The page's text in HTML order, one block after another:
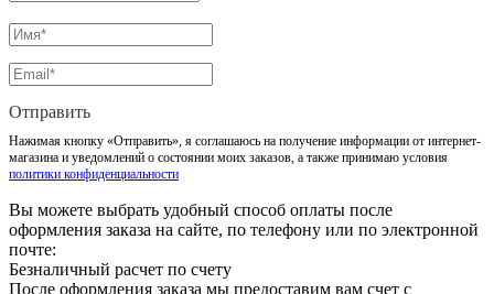
Отправить
Нажимая кнопку «Отправить», я соглашаюсь на получение информации от интернет-
магазина и уведомлений о состоянии моих заказов, а также принимаю условия
политики конфиденциальности
Вы можете выбрать удобный способ оплаты после
оформления заказа на сайте, по телефону или по электронной
почте:
Безналичный расчет по счету
После оформления заказа мы предоставим вам счет с